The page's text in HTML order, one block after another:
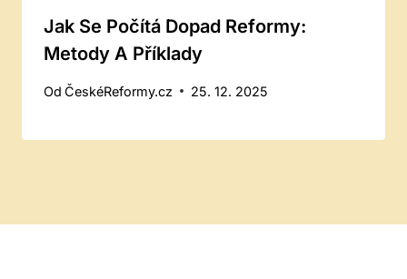
Jak Se Počítá Dopad Reformy:
Metody A Příklady
Od ČeskéReformy.cz 25. 12. 2025